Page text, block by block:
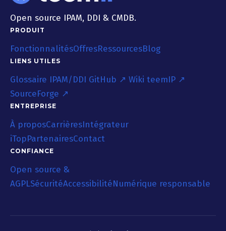
Open source IPAM, DDI & CMDB.
PRODUIT
FonctionnalitésOffresRessourcesBlog
LIENS UTILES
Glossaire IPAM/DDI GitHub ↗ Wiki teemIP ↗
SourceForge ↗
ENTREPRISE
À proposCarrièresIntégrateur
iTopPartenairesContact
CONFIANCE
Open source &
AGPLSécuritéAccessibilitéNumérique responsable